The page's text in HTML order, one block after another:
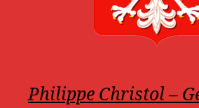
Philippe Christol –